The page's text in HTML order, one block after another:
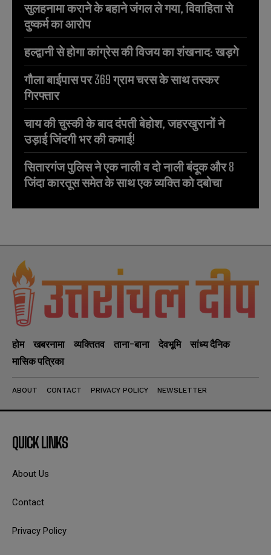
सुलहनामा कराने के बहाने जंगल ले गया, विवाहिता से
दुष्कर्म का आरोप
हल्द्वानी से होगा कांग्रेस की विजय का शंखनाद: खड़गे
गौला बाईपास पर 369 ग्राम चरस के साथ तस्कर
गिरफ्तार
चाय की चुस्की के बाद दंपती बेहोश, जहरखुरानों ने
उड़ाई जिंदगी भर की कमाई!
सितारगंज पुलिस ने एक नाली व दो नाली बंदूक और 8
जिंदा कारतूस समेत के साथ एक व्यक्ति को दबोचा
होम खबरनामा व्यक्तितव ताना-बाना देवभूमि
सांध्य दैनिक
मासिक पत्रिका
ABOUT CONTACT PRIVACY POLICY NEWSLETTER
QUICK LINKS
About Us
Contact
Privacy Policy